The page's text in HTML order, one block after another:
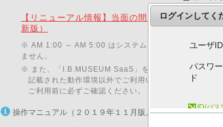
【リニューアル情報】当面の間、旧画面をご利
新版）
※ AM 1:00 ～ AM 5:00 はシステムメンテナンスのため
ません。
※ また、「I.B.MUSEUM SaaS」をご利用いただくため
記載された動作環境以外でご利用いただいた場合、動
ご利用前に必ずご確認ください。
操作マニュアル（２０１９年１１月版／pdfファイル）を発
ログインしてく
ユーザID
パスワー
ド
ID/パス